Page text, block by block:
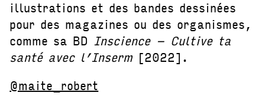
illustrations et des bandes dessinées
pour des magazines ou des organismes,
comme sa BD Inscience – Cultive ta
santé avec l’Inserm [2022].
@maite_robert